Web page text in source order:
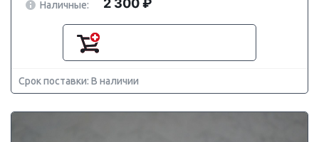
Наличные:
2 300 ₽
Срок поставки: В наличии